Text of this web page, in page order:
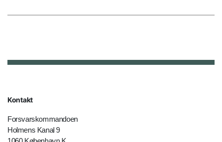
Kontakt
Forsvarskommandoen
Holmens Kanal 9